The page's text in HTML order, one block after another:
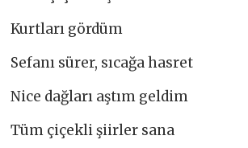
Kurtları gördüm
Sefanı sürer, sıcağa hasret
Nice dağları aştım geldim
Tüm çiçekli şiirler sana